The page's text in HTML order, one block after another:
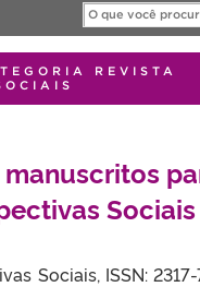
Canais
REVISTA
Sociais, ISSN: